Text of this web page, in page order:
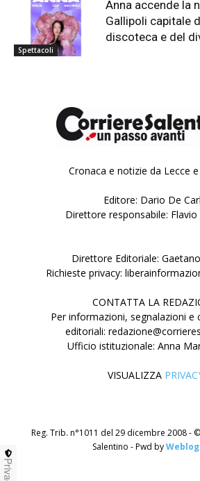
Spettacoli
Anna accende la
Gallipoli capitale
discoteca e del
Cronaca e notizie da Lecce
Editore: Dario De
Direttore responsabile:
Direttore Editoriale:
Richieste privacy:
CONTATTA LA
Per informazioni, segnalazioni e
editoriali:
Ufficio istituzionale: Anna
VISUALIZZA
Reg. Trib. n°1011 del 29 dicembre 2008 -
Salentino - Pwd by
Privacy